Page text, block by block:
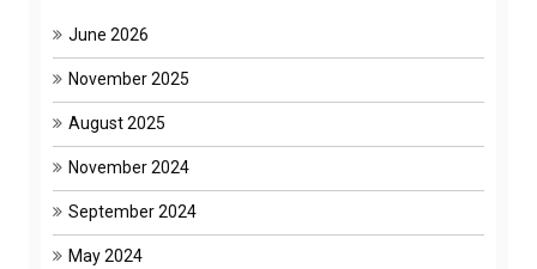
June 2026
November 2025
August 2025
November 2024
September 2024
May 2024